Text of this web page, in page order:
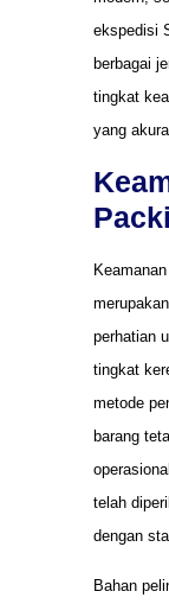
ekspedisi
berbagai
tingkat
yang
perhatian
tingkat
metode
barang
telah
dengan
Bahan